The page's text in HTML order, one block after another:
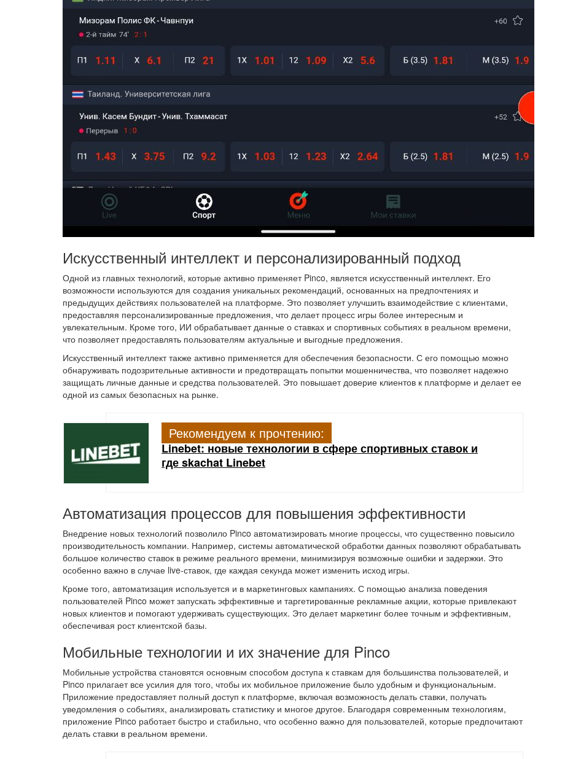
Искусственный интеллект и персонализированный подход
Одной из главных технологий, которые активно применяет Pinco, является искусственный интеллект. Его
возможности используются для создания уникальных рекомендаций, основанных на предпочтениях и
предыдущих действиях пользователей на платформе. Это позволяет улучшить взаимодействие с клиентами,
предоставляя персонализированные предложения, что делает процесс игры более интересным и
увлекательным. Кроме того, ИИ обрабатывает данные о ставках и спортивных событиях в реальном времени,
что позволяет предоставлять пользователям актуальные и выгодные предложения.
Искусственный интеллект также активно применяется для обеспечения безопасности. С его помощью можно
обнаруживать подозрительные активности и предотвращать попытки мошенничества, что позволяет надежно
защищать личные данные и средства пользователей. Это повышает доверие клиентов к платформе и делает ее
одной из самых безопасных на рынке.
Рекомендуем к прочтению:
Linebet: новые технологии в сфере спортивных ставок и
где skachat Linebet
Автоматизация процессов для повышения эффективности
Внедрение новых технологий позволило Pinco автоматизировать многие процессы, что существенно повысило
производительность компании. Например, системы автоматической обработки данных позволяют обрабатывать
большое количество ставок в режиме реального времени, минимизируя возможные ошибки и задержки. Это
особенно важно в случае live-ставок, где каждая секунда может изменить исход игры.
Кроме того, автоматизация используется и в маркетинговых кампаниях. С помощью анализа поведения
пользователей Pinco может запускать эффективные и таргетированные рекламные акции, которые привлекают
новых клиентов и помогают удерживать существующих. Это делает маркетинг более точным и эффективным,
обеспечивая рост клиентской базы.
Мобильные технологии и их значение для Pinco
Мобильные устройства становятся основным способом доступа к ставкам для большинства пользователей, и
Pinco прилагает все усилия для того, чтобы их мобильное приложение было удобным и функциональным.
Приложение предоставляет полный доступ к платформе, включая возможность делать ставки, получать
уведомления о событиях, анализировать статистику и многое другое. Благодаря современным технологиям,
приложение Pinco работает быстро и стабильно, что особенно важно для пользователей, которые предпочитают
делать ставки в реальном времени.